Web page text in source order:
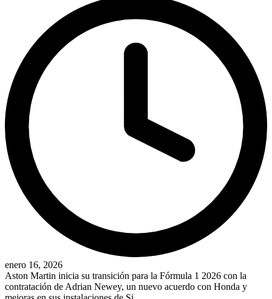
enero 16, 2026
Aston Martin inicia su transición para la Fórmula 1 2026 con la
contratación de Adrian Newey, un nuevo acuerdo con Honda y